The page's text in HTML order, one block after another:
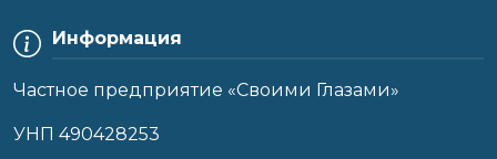
Информация
Частное предприятие «Своими Глазами»
УНП 490428253